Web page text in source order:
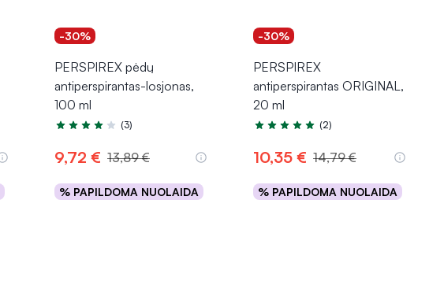
-30%
PERSPIREX pėdų
antiperspirantas-losjonas,
100 ml
Įvertinimas 3.7 iš 5
(3)
9,72 € 13,89 €
% PAPILDOMA NUOLAIDA
Į krepšelį
-30%
PERSPIREX
antiperspirantas ORIGINAL,
20 ml
Įvertinimas 4.5 iš 5
(2)
10,35 € 14,79 €
% PAPILDOMA NUOLAIDA
Į krepšelį